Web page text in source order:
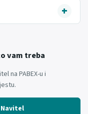
vam treba
na PABEX-u i